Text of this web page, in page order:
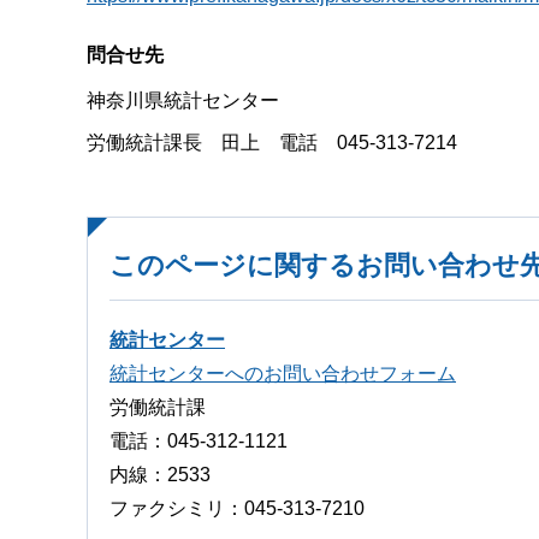
問合せ先
神奈川県統計センター
労働統計課長 田上 電話 045-313-7214
このページに関するお問い合わせ
統計センター
統計センターへのお問い合わせフォーム
労働統計課
電話：045-312-1121
内線：2533
ファクシミリ：045-313-7210